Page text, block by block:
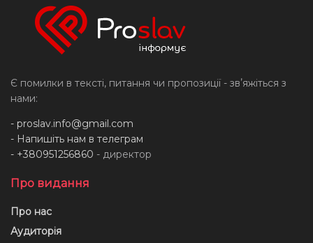
Є помилки в тексті, питання чи пропозиції - звʼяжіться з
нами:
- proslav.info@gmail.com
- Напишіть нам в телеграм
- +380951256860 - директор
Про видання
Про нас
Аудиторія